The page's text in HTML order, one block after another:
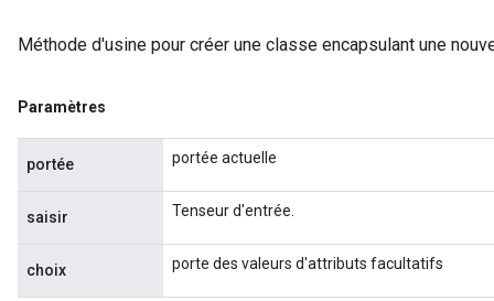
Méthode d'usine pour créer une classe encapsulant une
Paramètres
portée portée actuelle
saisir Tenseur d'entrée.
choix porte des valeurs d'attributs facultatifs